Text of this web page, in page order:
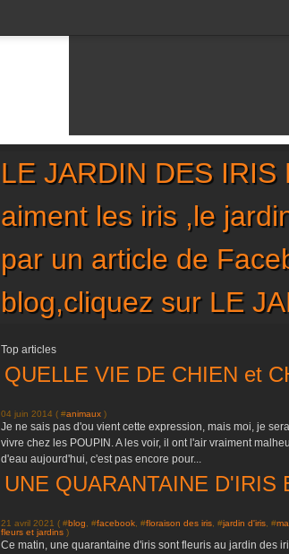
LE JARDIN DES
aiment les iris ,le
par un article de
blog,cliquez sur LE
Top articles
QUELLE VIE DE CHIEN et
04 juin 2014 ( #animaux )
Je ne sais pas d'ou vient cette expression, mais moi, je
vivre chez les POUPIN. A les voir, il ont l'air vraiment
d'eau aujourd'hui, c'est pas encore pour...
UNE QUARANTAINE D'IRIS
21 avril 2021 ( #blog , #facebook , #floraison des iris , #jardin d'iris , #
fleurs et jardins )
Ce matin, une quarantaine d'iris sont fleuris au jardin des